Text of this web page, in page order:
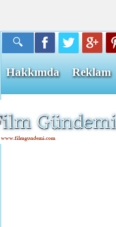
Hakkımda Reklam